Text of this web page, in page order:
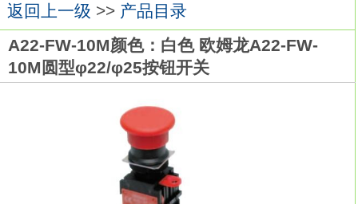
返回上一级 >> 产品目录
A22-FW-10M颜色：白色 欧姆龙A22-FW-
10M圆型φ22/φ25按钮开关